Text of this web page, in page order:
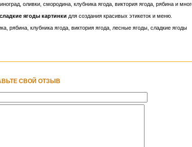
оливки, смородина, клубника ягода, виктория ягода, рябина и
ягоды картинки для создания красивых этикеток и меню.
рябина, клубника ягода, виктория ягода, лесные ягоды, сладкие ягоды
СВОЙ ОТЗЫВ